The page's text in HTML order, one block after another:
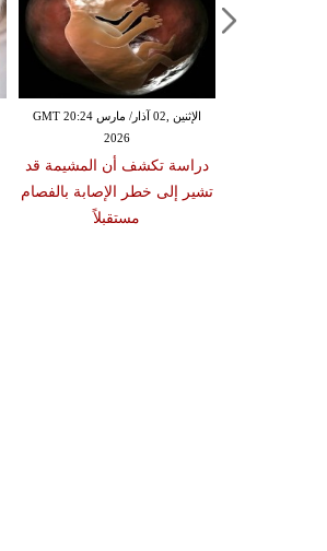
الإثنين ,02 آذار/ مارس GMT 20:24
2026
دراسة تكشف أن المشيمة قد
تشير إلى خطر الإصابة بالفصام
مستقبلاً